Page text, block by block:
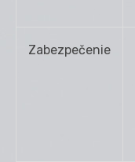
Zabezpečenie